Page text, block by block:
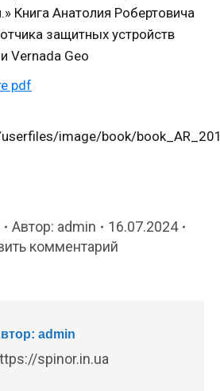
Книга Анатолия Робертовича
защитных устройств
Vernada Geo
pdf
image/book/
Автор: admin
16.07.2024
комментарий
admin
spinor.in.ua